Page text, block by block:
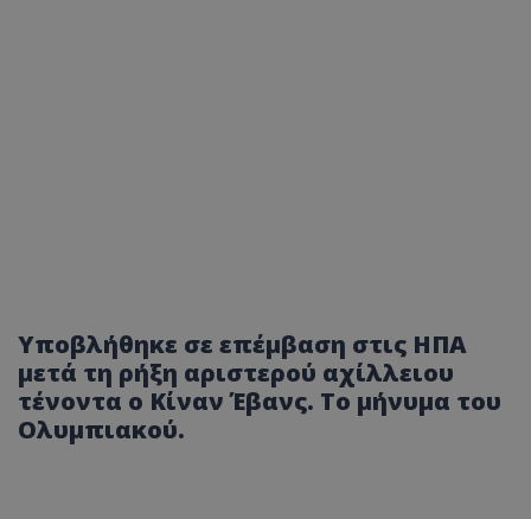
Υποβλήθηκε σε επέμβαση στις ΗΠΑ
μετά τη ρήξη αριστερού αχίλλειου
τένοντα ο Κίναν Έβανς. Το μήνυμα του
Ολυμπιακού.